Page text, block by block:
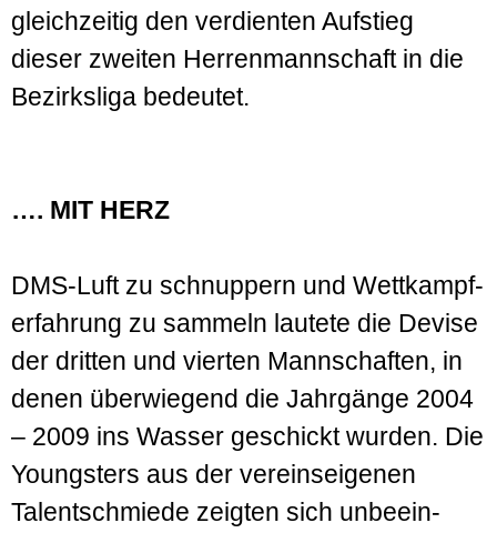
gleichzeitig den verdienten Auf­stieg
dieser zweiten Herren­mannschaft in die
Bezirks­liga bedeutet.
…. MIT HERZ
DMS-Luft zu schnuppern und Wettkampf­
erfahrung zu sammeln lautete die Devise
der dritten und vierten Mann­schaften, in
denen über­wiegend die Jahrgänge 2004
– 2009 ins Wasser geschickt wurden. Die
Youngsters aus der vereins­eigenen
Talent­schmiede zeigten sich unbeein­